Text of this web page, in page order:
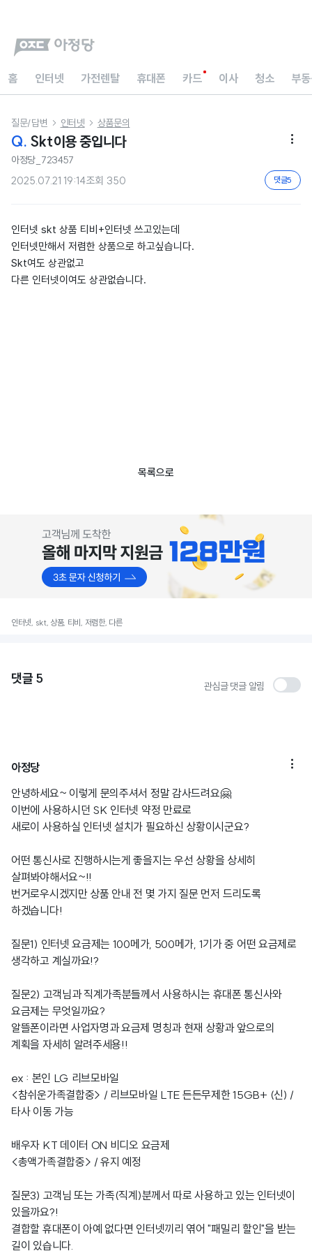
홈 인터넷 가전렌탈 휴대폰 카드 이사 청소 부
질문/답변  인터넷  상품문의
Q. Skt이용 중입니다 
아정당_723457
2025.07.21 19:14조회 350 댓글5
인터넷 skt 상품 티비+인터넷 쓰고있는데
인터넷만해서 저렴한 상품으로 하고싶습니다.
Skt여도 상관없고
다른 인터넷이여도 상관없습니다.
목록으로
인터넷, skt, 상품, 티비, 저렴한, 다른
댓글 5 관심글 댓글 알림
아정당 
안녕하세요~ 이렇게 문의주셔서 정말 감사드려요🤗
이번에 사용하시던 SK 인터넷 약정 만료로
새로이 사용하실 인터넷 설치가 필요하신 상황이시군요?
어떤 통신사로 진행하시는게 좋을지는 우선 상황을 상세히
살펴봐야해서요~!!
번거로우시겠지만 상품 안내 전 몇 가지 질문 먼저 드리도록
하겠습니다!
질문1) 인터넷 요금제는 100메가, 500메가, 1기가 중 어떤 요금제로
생각하고 계실까요!?
질문2) 고객님과 직계가족분들께서 사용하시는 휴대폰 통신사와
요금제는 무엇일까요?
알뜰폰이라면 사업자명과 요금제 명칭과 현재 상황과 앞으로의
계획을 자세히 알려주세용!!
ex : 본인 LG 리브모바일
<참쉬운가족결합중> / 리브모바일 LTE 든든무제한 15GB+ (신) /
타사 이동 가능
배우자 KT 데이터 ON 비디오 요금제
<총액가족결합중> / 유지 예정
질문3) 고객님 또는 가족(직계)분께서 따로 사용하고 있는 인터넷이
있을까요?!
결합할 휴대폰이 아예 없다면 인터넷끼리 엮어 "패밀리 할인"을 받는
길이 있습니다.